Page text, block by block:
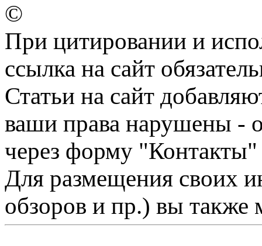
©
При цитировании и
ссылка на сайт
Статьи на сайт
ваши права нарушены -
через форму "Контакты"
Для размещения своих
обзоров и пр.) вы также